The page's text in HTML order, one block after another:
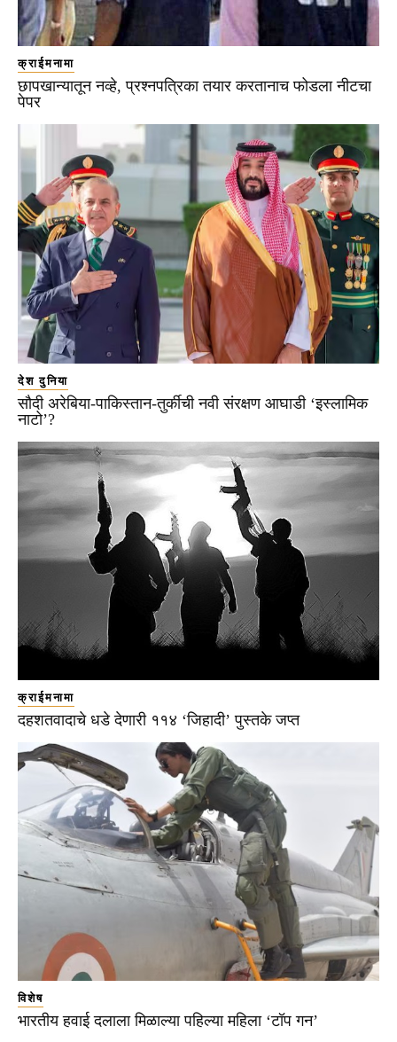
क्राईमनामा
छापखान्यातून नव्हे, प्रश्नपत्रिका तयार करतानाच फोडला नीटचा
पेपर
देश दुनिया
सौदी अरेबिया-पाकिस्तान-तुर्कीची नवी संरक्षण आघाडी ‘इस्लामिक
नाटो’?
क्राईमनामा
दहशतवादाचे धडे देणारी ११४ ‘जिहादी’ पुस्तके जप्त
विशेष
भारतीय हवाई दलाला मिळाल्या पहिल्या महिला ‘टॉप गन’